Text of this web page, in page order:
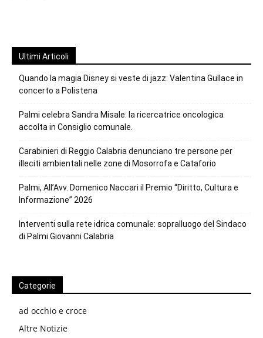
Ultimi Articoli
Quando la magia Disney si veste di jazz: Valentina Gullace in
concerto a Polistena
Palmi celebra Sandra Misale: la ricercatrice oncologica
accolta in Consiglio comunale.
Carabinieri di Reggio Calabria denunciano tre persone per
illeciti ambientali nelle zone di Mosorrofa e Cataforio
Palmi, All’Avv. Domenico Naccari il Premio “Diritto, Cultura e
Informazione” 2026
Interventi sulla rete idrica comunale: sopralluogo del Sindaco
di Palmi Giovanni Calabria
Categorie
ad occhio e croce
Altre Notizie